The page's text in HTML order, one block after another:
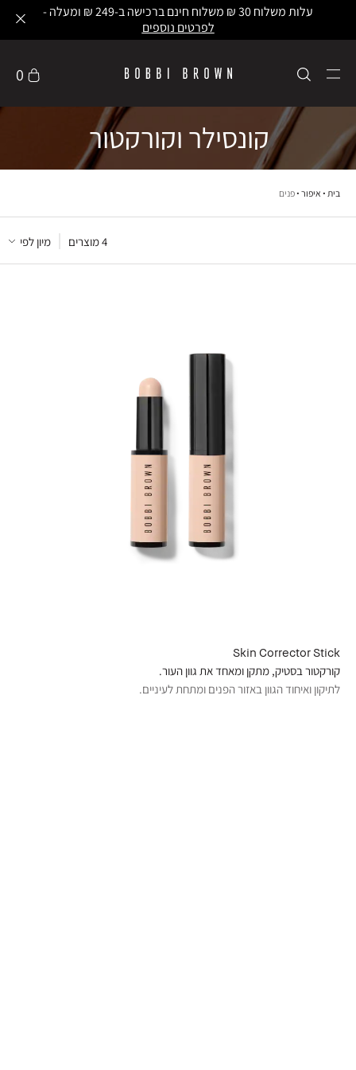
עלות משלוח 30 ₪ משלוח חינם ברכישה ב-249 ₪ ומעלה -
לפרטים נוספים
0
קונסילר וקורקטור
בית איפור פנים
מיון לפי 4
Skin Corrector Stick
קורקטור בסטיק, מתקן ומאחד את גוון העור.
לתיקון ואיחוד הגוון באזור הפנים ומתחת לעיניים.